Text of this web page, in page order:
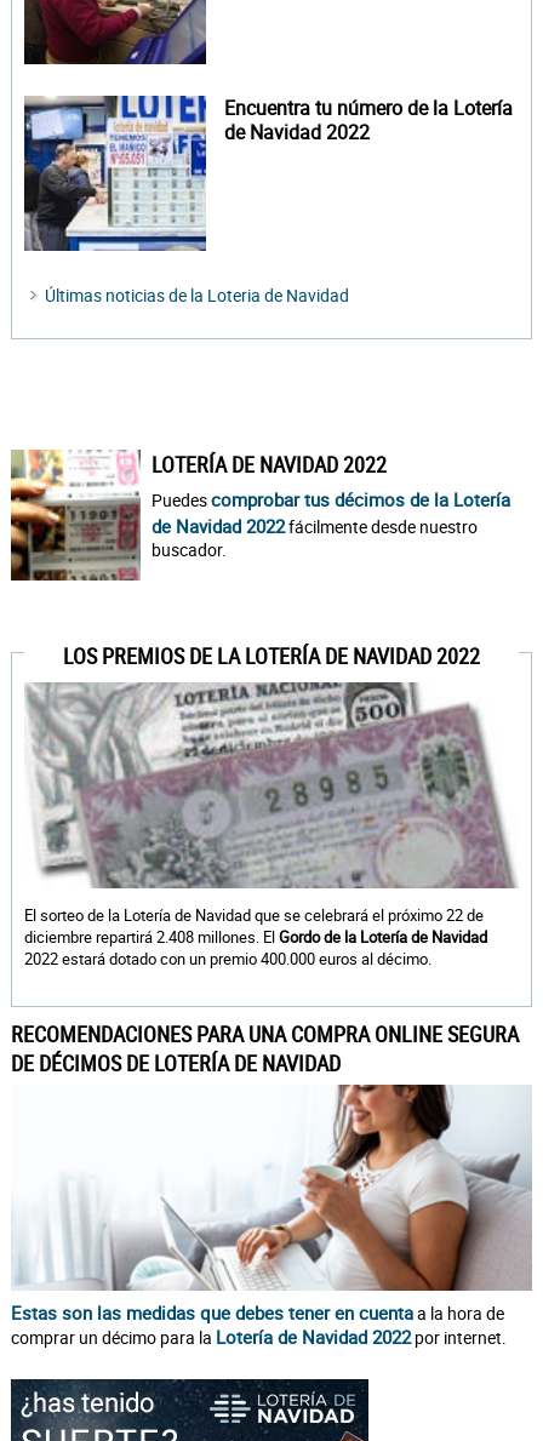
Encuentra tu número de la Lotería
de Navidad 2022
Últimas noticias de la Loteria de Navidad
LOTERÍA DE NAVIDAD 2022
Puedescomprobar tus décimos de la Lotería
de Navidad 2022fácilmente desde nuestro
buscador.
LOS PREMIOS DE LA LOTERÍA DE NAVIDAD 2022
El sorteo de la Lotería de Navidad que se celebrará el próximo 22 de
diciembre repartirá 2.408 millones. ElGordo de la Lotería de Navidad
2022 estará dotado con un premio 400.000 euros al décimo.
RECOMENDACIONES PARA UNA COMPRA ONLINE SEGURA
DE DÉCIMOS DE LOTERÍA DE NAVIDAD
Estas son las medidas que debes tener en cuentaa la hora de
comprar un décimo para la Lotería de Navidad 2022por internet.